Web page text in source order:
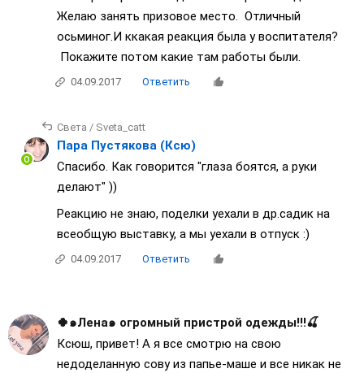
Желаю занять призовое место. Отличный
осьминог.И ккакая реакция была у воспитателя?
Покажите потом какие там работы были.
04.09.2017 Ответить
Света / Sveta_catt
Пара Пустякова (Ксю)
Спасибо. Как говорится "глаза боятся, а руки
делают" ))
Реакцию не знаю, поделки уехали в др.садик на
всеобщую выставку, а мы уехали в отпуск :)
04.09.2017 Ответить
🍀๑Лена๑ огромный пристрой одежды!!!🍒
Ксюш, привет! А я все смотрю на свою
недоделанную сову из папье-маше и все никак не